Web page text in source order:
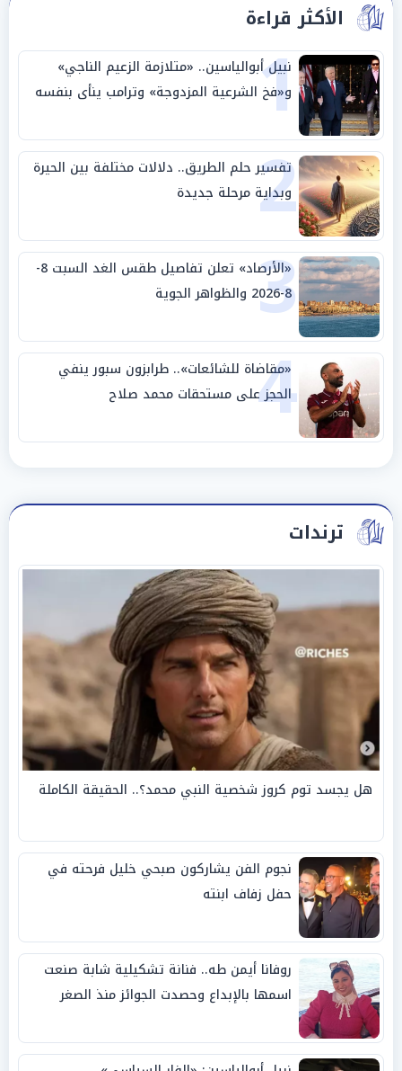
الأكثر قراءة
1
نبيل أبوالياسين.. «متلازمة الزعيم الناجي»
و«فخ الشرعية المزدوجة» وترامب ينأى بنفسه
وحليفه في «ميتم استراتيجي»
2
تفسير حلم الطريق.. دلالات مختلفة بين الحيرة
وبداية مرحلة جديدة
3
«الأرصاد» تعلن تفاصيل طقس الغد السبت 8-
8-2026 والظواهر الجوية
4
«مقاضاة للشائعات».. طرابزون سبور ينفي
الحجز على مستحقات محمد صلاح
ترندات
هل يجسد توم كروز شخصية النبي محمد؟.. الحقيقة الكاملة
نجوم الفن يشاركون صبحي خليل فرحته في
حفل زفاف ابنته
روفانا أيمن طه.. فنانة تشكيلية شابة صنعت
اسمها بالإبداع وحصدت الجوائز منذ الصغر